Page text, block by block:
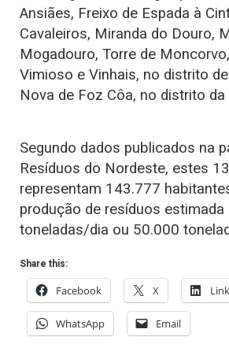
Ansiães, Freixo de Espada à
Cavaleiros, Miranda do Douro,
Mogadouro, Torre de
Vimioso e Vinhais, no distrito
Nova de Foz Côa, no distrito da
Segundo dados publicados na
Resíduos do Nordeste, estes
representam 143.777
produção de resíduos estimada
toneladas/dia ou 50.000
Share this:
Facebook X
WhatsApp Email